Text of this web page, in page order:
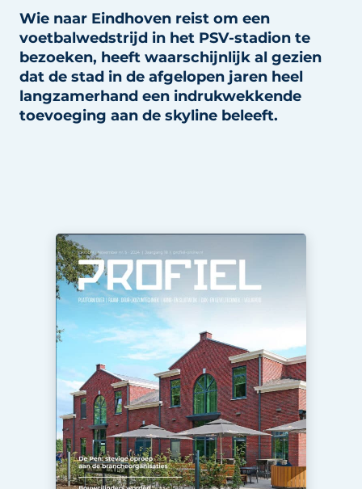
Uitnodiging Rondetafelgesprek – 20 jaar Profiel
Vacature aanmelden
Vacatures
Video’s
Wie naar Eindhoven reist om een
voetbalwedstrijd in het PSV-stadion te
bezoeken, heeft waarschijnlijk al gezien
dat de stad in de afgelopen jaren heel
langzamerhand een indrukwekkende
toevoeging aan de skyline beleeft.